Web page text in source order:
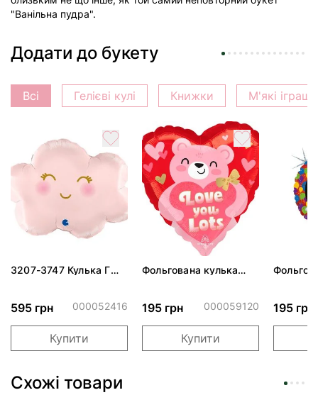
"Ванільна пудра".
Додати до букету
Всі Гелієві кулі Книжки М'які
3207-3747 Кулька Г
595 грн 000052416
Купити
Фольгована кулька
195 грн 000059120
Купити
195 грн
Схожі товари